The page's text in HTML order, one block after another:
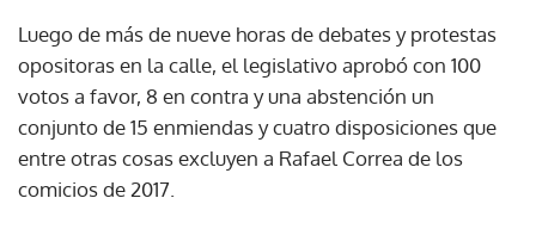
Luego de más de nueve horas de debates y protestas
opositoras en la calle, el legislativo aprobó con 100
votos a favor, 8 en contra y una abstención un
conjunto de 15 enmiendas y cuatro disposiciones que
entre otras cosas excluyen a Rafael Correa de los
comicios de 2017.